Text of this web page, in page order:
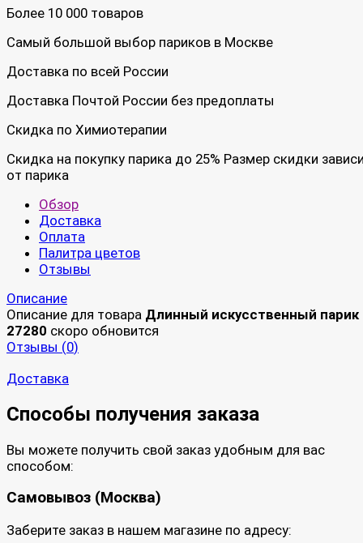
Более 10 000 товаров
Самый большой выбор париков в Москве
Доставка по всей России
Доставка Почтой России без предоплаты
Скидка по Химиотерапии
Скидка на покупку парика до 25% Размер скидки
от парика
Обзор
Доставка
Оплата
Палитра цветов
Отзывы
Описание
Описание для товара Длинный искусственный парик
27280 скоро обновится
Отзывы (0)
Доставка
Способы получения заказа
Вы можете получить свой заказ удобным для вас
способом:
Самовывоз (Москва)
Заберите заказ в нашем магазине по адресу: